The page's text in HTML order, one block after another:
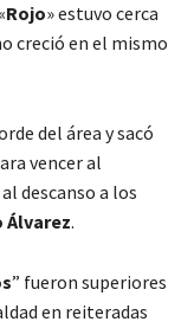
Rojo» estuvo cerca
creció en el mismo
del área y sacó
vencer al
descanso a los
Álvarez.
” fueron superiores
en reiteradas